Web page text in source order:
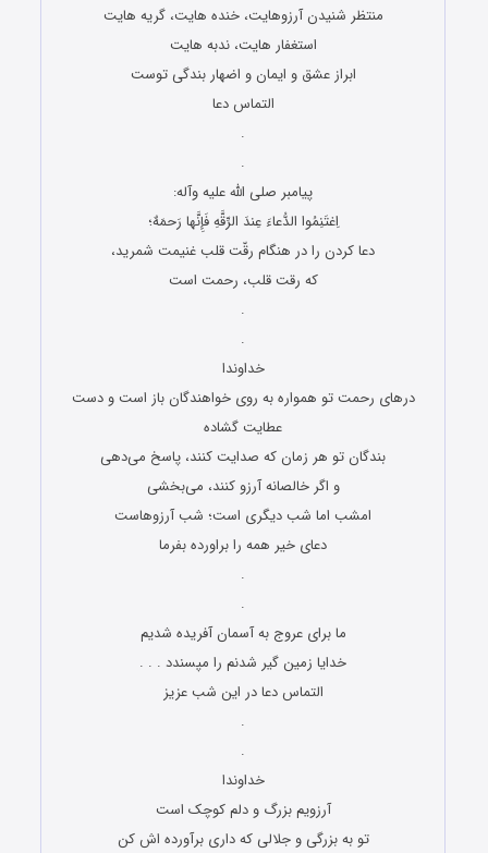
منتظر شنیدن آرزوهایت، خنده هایت، گریه هایت
استغفار هایت، ندبه هایت
ابراز عشق و ایمان و اضهار بندگی توست
التماس دعا
.
.
پیامبر صلى‏ الله ‏علیه ‏و‏آله:
اِغتَنِمُوا الدُّعاءَ عِندَ الرِّقَّهِ فَإِنَّها رَحمَهٌ؛
دعا کردن را در هنگام رقّت قلب غنیمت شمرید،
که رقت قلب، رحمت است
.
.
خداوندا
درهای رحمت تو همواره به روی خواهندگان باز است و دست
عطایت گشاده
بندگان تو هر زمان که صدایت کنند، پاسخ می‌دهی
و اگر خالصانه آرزو کنند، ‌می‌بخشى
امشب اما شب دیگری است؛ شب آرزوهاست
دعای خیر همه را براورده بفرما
.
.
ما برای عروج به آسمان آفریده شدیم
خدایا زمین گیر شدنم را مپسندد . . .
التماس دعا در این شب عزیز
.
.
خداوندا
آرزویم بزرگ و دلم کوچک است
تو به بزرگی و جلالی که داری برآورده اش کن